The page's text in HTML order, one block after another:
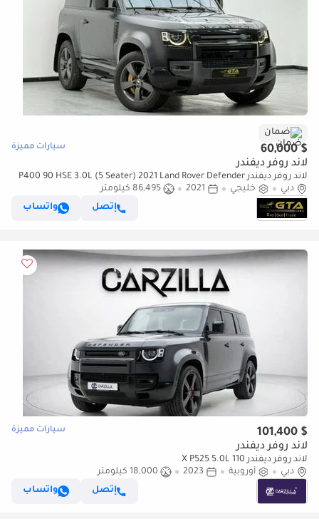
ضمان
$ 60,000 سيارات مميزة
لاند روفر ديفندر
لاند روفر ديفندر P400 90 HSE 3.0L (5 Seater) 2021 Land Rover Defender
P400 ,Agency Warranty+Full Service History ,Ful
دبي خليجي 2021
86,495 كيلومتر
إتصل
واتساب
$ 101,400 سيارات مميزة
لاند روفر ديفندر
لاند روفر ديفندر 110 X P525 5.0L
دبي
أوروبية 2023
18,000 كيلومتر
إتصل
واتساب